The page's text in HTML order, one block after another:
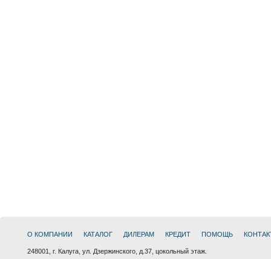
О КОМПАНИИ КАТАЛОГ ДИЛЕРАМ КРЕДИТ ПОМОЩЬ
248001, г. Калуга, ул. Дзержинского, д.37, цокольный этаж.